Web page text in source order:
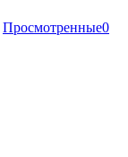
Просмотренные0